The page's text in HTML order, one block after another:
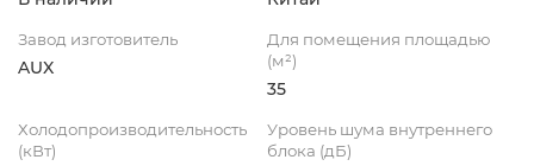
Завод изготовитель
AUX
Для помещения площадью
(м²)
35
Холодопроизводительность
(кВт)
Уровень шума внутреннего
блока (дБ)